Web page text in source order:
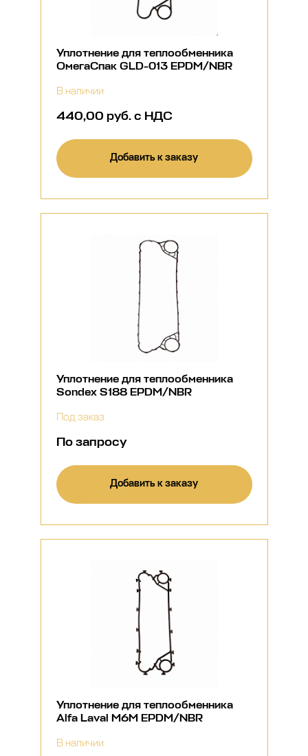
Уплотнение для теплообменника
ОмегаСпак GLD-013 EPDM/NBR
В наличии
440,00 руб. с НДС
Добавить к заказу
Уплотнение для теплообменника
Sondex S188 EPDM/NBR
Под заказ
По запросу
Добавить к заказу
Уплотнение для теплообменника
Alfa Laval M6M EPDM/NBR
В наличии